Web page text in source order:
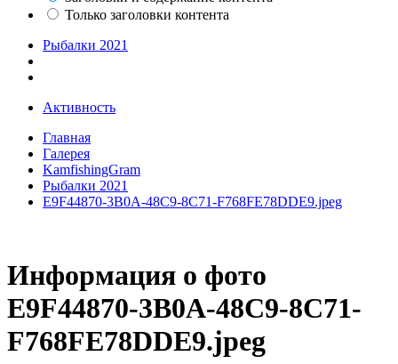
Только заголовки контента
Рыбалки 2021
Активность
Главная
Галерея
KamfishingGram
Рыбалки 2021
E9F44870-3B0A-48C9-8C71-F768FE78DDE9.jpeg
Информация о фото
E9F44870-3B0A-48C9-8C71-
F768FE78DDE9.jpeg